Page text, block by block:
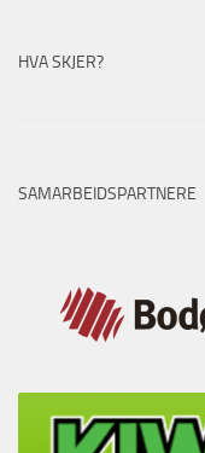
HVA SKJER?
SAMARBEIDSPARTNERE